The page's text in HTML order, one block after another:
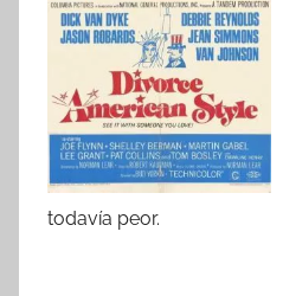
todavía peor.